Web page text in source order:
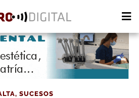
, SUCESOS